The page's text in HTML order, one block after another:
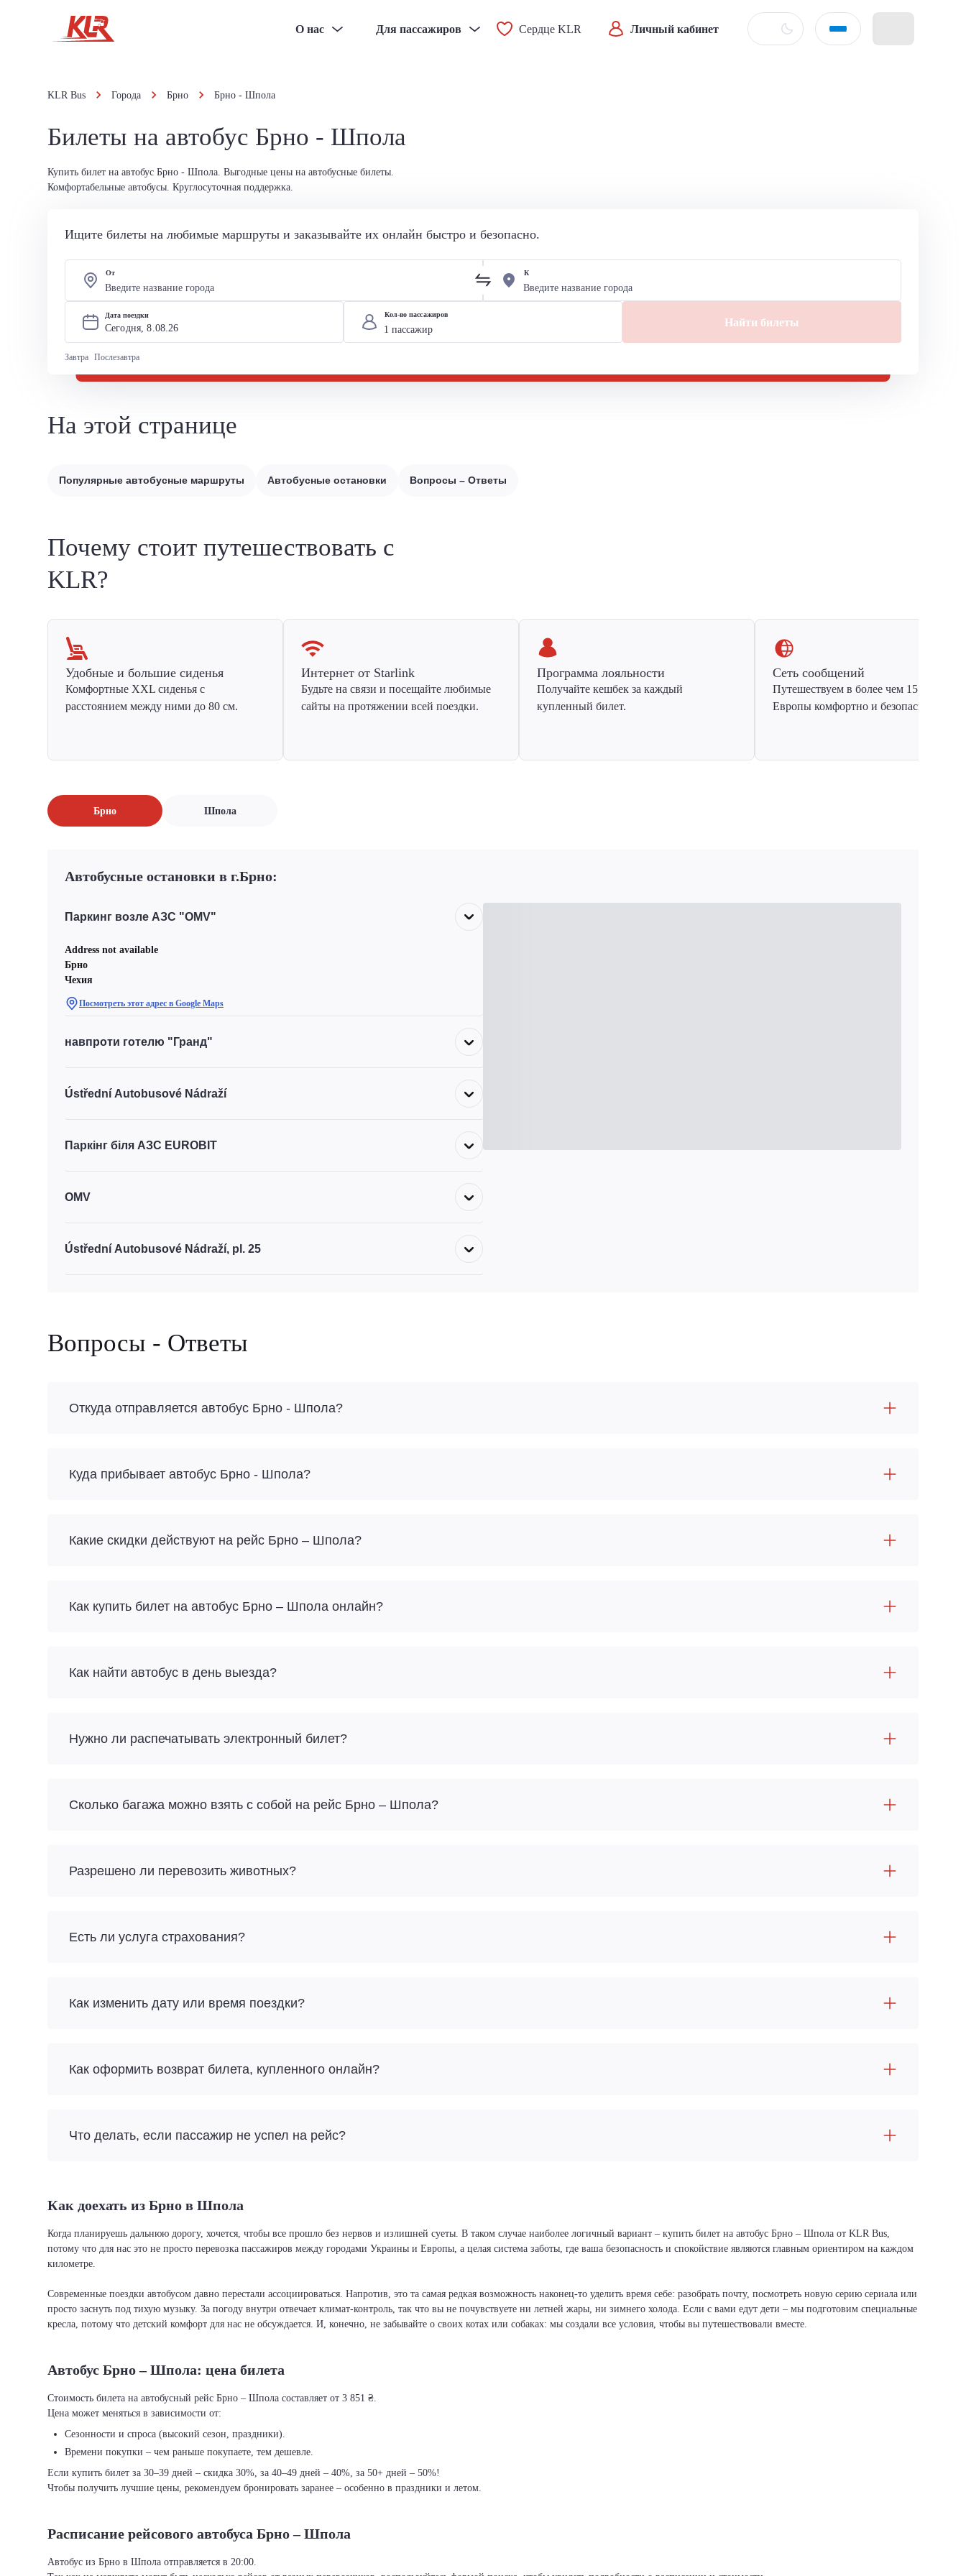
О нас Для пассажиров Сердце KLR Личный кабинет
KLR Bus Города Брно Брно - Шпола
Билеты на автобус Брно - Шпола
Купить билет на автобус Брно - Шпола. Выгодные цены на автобусные билеты.
Комфортабельные автобусы. Круглосуточная поддержка.
Ищите билеты на любимые маршруты и заказывайте их онлайн быстро и безопасно.
От К
Дата поездки
Сегодня, 8.08.26
Завтра Послезавтра
Кол-во пассажиров
Найти билеты
На этой странице
Популярные автобусные маршруты Автобусные остановки Вопросы – Ответы
Почему стоит путешествовать с
KLR?
Удобные и большие сиденья
Комфортные XXL сиденья с
расстоянием между ними до 80 см.
Интернет от Starlink
Будьте на связи и посещайте любимые
сайты на протяжении всей поездки.
Программа лояльности
Получайте кешбек за каждый
купленный билет.
Сеть сообщений
Путешествуем в более чем 15 стран
Европы комфортно и безопасно.
Брно Шпола
Автобусные остановки в г.Брно:
Паркинг возле АЗС "OMV"
Address not available
Брно
Чехия
Посмотреть этот адрес в Google Maps
навпроти готелю "Гранд"
Ústřední Autobusové Nádraží
Паркінг біля АЗС EUROBIT
OMV
Ústřední Autobusové Nádraží, pl. 25
Вопросы - Ответы
Откуда отправляется автобус Брно - Шпола?
Куда прибывает автобус Брно - Шпола?
Какие скидки действуют на рейс Брно – Шпола?
Как купить билет на автобус Брно – Шпола онлайн?
Как найти автобус в день выезда?
Нужно ли распечатывать электронный билет?
Сколько багажа можно взять с собой на рейс Брно – Шпола?
Разрешено ли перевозить животных?
Есть ли услуга страхования?
Как изменить дату или время поездки?
Как оформить возврат билета, купленного онлайн?
Что делать, если пассажир не успел на рейс?
Как доехать из Брно в Шпола
Когда планируешь дальнюю дорогу, хочется, чтобы все прошло без нервов и излишней суеты. В таком случае наиболее логичный вариант – купить билет на автобус Брно – Шпола от KLR Bus,
потому что для нас это не просто перевозка пассажиров между городами Украины и Европы, а целая система заботы, где ваша безопасность и спокойствие являются главным ориентиром на каждом
километре.
Современные поездки автобусом давно перестали ассоциироваться. Напротив, это та самая редкая возможность наконец-то уделить время себе: разобрать почту, посмотреть новую серию сериала или
просто заснуть под тихую музыку. За погоду внутри отвечает климат-контроль, так что вы не почувствуете ни летней жары, ни зимнего холода. Если с вами едут дети – мы подготовим специальные
кресла, потому что детский комфорт для нас не обсуждается. И, конечно, не забывайте о своих котах или собаках: мы создали все условия, чтобы вы путешествовали вместе.
Автобус Брно – Шпола: цена билета
Стоимость билета на автобусный рейс Брно – Шпола составляет от 3 851 ₴.
Цена может меняться в зависимости от:
Сезонности и спроса (высокий сезон, праздники).
Времени покупки – чем раньше покупаете, тем дешевле.
Если купить билет за 30–39 дней – скидка 30%, за 40–49 дней – 40%, за 50+ дней – 50%!
Чтобы получить лучшие цены, рекомендуем бронировать заранее – особенно в праздники и летом.
Расписание рейсового автобуса Брно – Шпола
Автобус из Брно в Шпола отправляется в 20:00.